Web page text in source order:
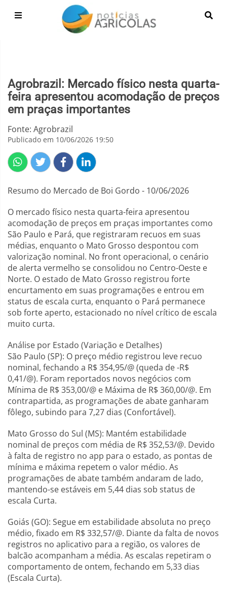
Agrobrazil: Mercado físico nesta quarta-
feira apresentou acomodação de preços
em praças importantes
Fonte: Agrobrazil
Publicado em 10/06/2026 19:50
Resumo do Mercado de Boi Gordo - 10/06/2026
O mercado físico nesta quarta-feira apresentou
acomodação de preços em praças importantes como
São Paulo e Pará, que registraram recuos em suas
médias, enquanto o Mato Grosso despontou com
valorização nominal. No front operacional, o cenário
de alerta vermelho se consolidou no Centro-Oeste e
Norte. O estado de Mato Grosso registrou forte
encurtamento em suas programações e entrou em
status de escala curta, enquanto o Pará permanece
sob forte aperto, estacionado no nível crítico de escala
muito curta.
Análise por Estado (Variação e Detalhes)
São Paulo (SP): O preço médio registrou leve recuo
nominal, fechando a R$ 354,95/@ (queda de -R$
0,41/@). Foram reportados novos negócios com
Mínima de R$ 353,00/@ e Máxima de R$ 360,00/@. Em
contrapartida, as programações de abate ganharam
fôlego, subindo para 7,27 dias (Confortável).
Mato Grosso do Sul (MS): Mantém estabilidade
nominal de preços com média de R$ 352,53/@. Devido
à falta de registro no app para o estado, as pontas de
mínima e máxima repetem o valor médio. As
programações de abate também andaram de lado,
mantendo-se estáveis em 5,44 dias sob status de
escala Curta.
Goiás (GO): Segue em estabilidade absoluta no preço
médio, fixado em R$ 332,57/@. Diante da falta de novos
registros no aplicativo para a região, os valores de
balcão acompanham a média. As escalas repetiram o
comportamento de ontem, fechando em 5,33 dias
(Escala Curta).